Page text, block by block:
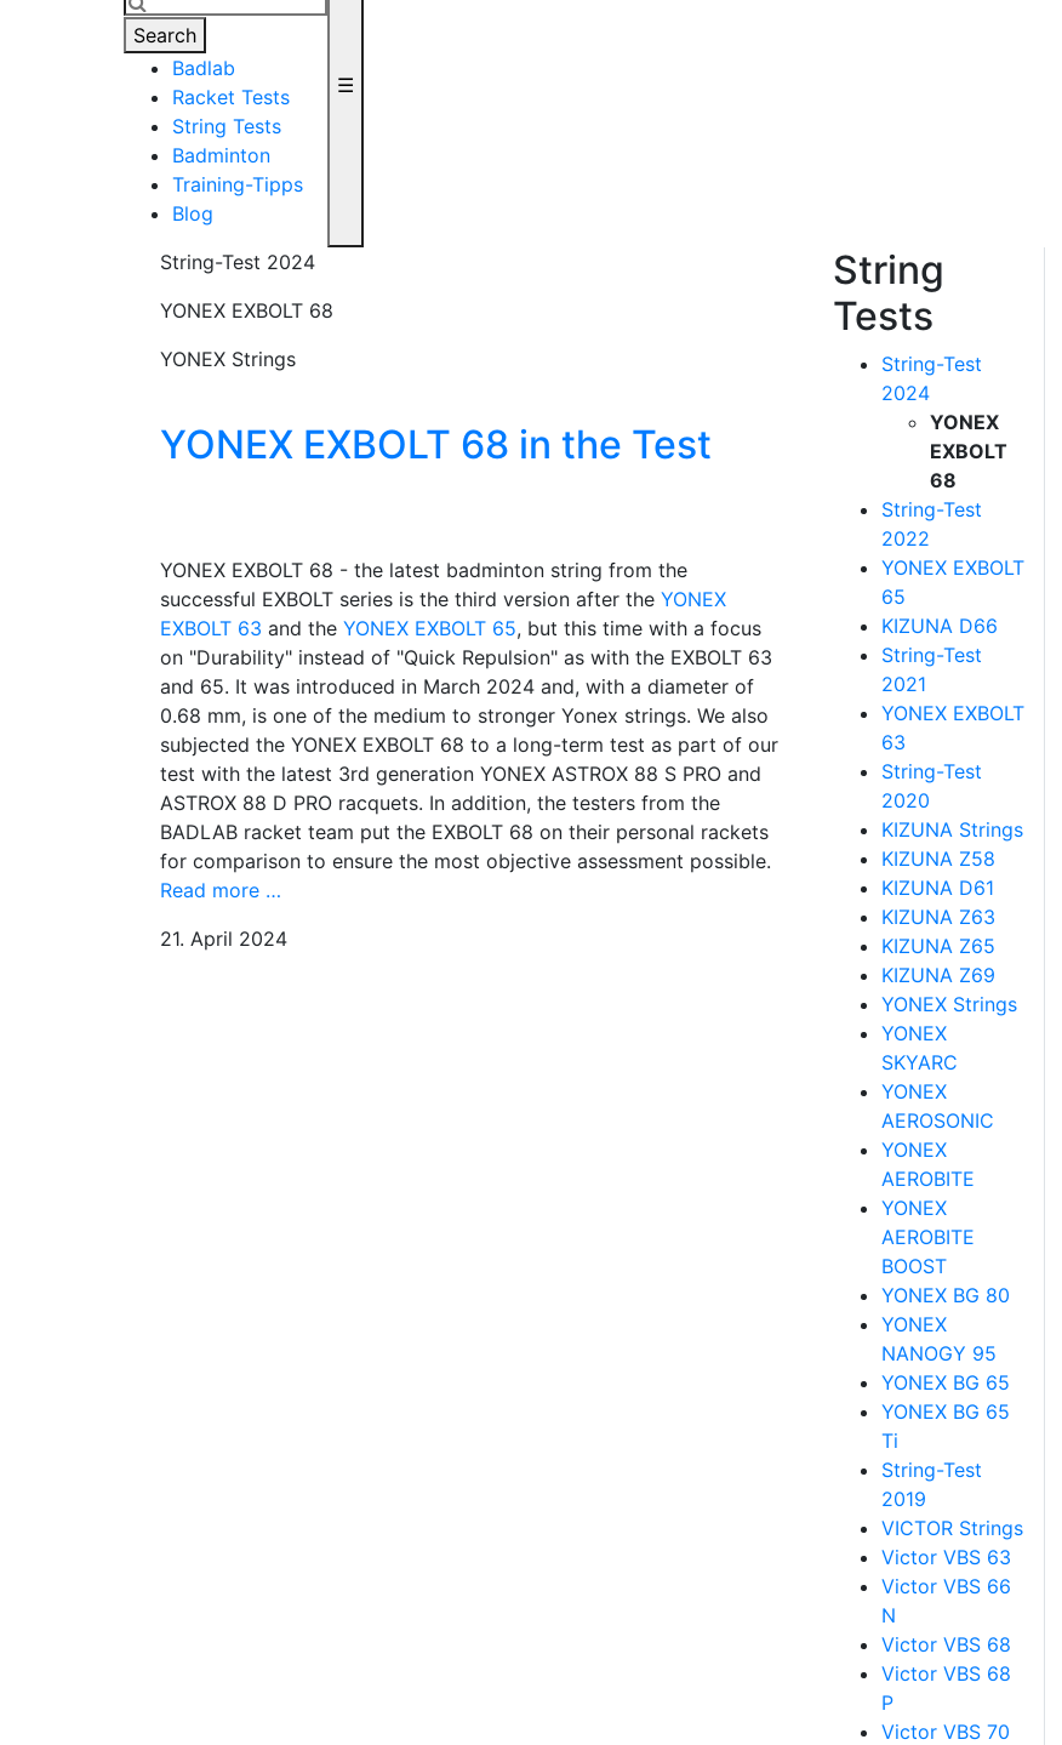
Search
Badlab
Racket Tests
String Tests
Badminton
Training-Tipps
Blog
☰
String-Test 2024
YONEX EXBOLT 68
YONEX Strings
YONEX EXBOLT 68 in the Test
YONEX EXBOLT 68 - the latest badminton string from the
successful EXBOLT series is the third version after the YONEX
EXBOLT 63 and the YONEX EXBOLT 65, but this time with a focus
on "Durability" instead of "Quick Repulsion" as with the EXBOLT 63
and 65. It was introduced in March 2024 and, with a diameter of
0.68 mm, is one of the medium to stronger Yonex strings. We also
subjected the YONEX EXBOLT 68 to a long-term test as part of our
test with the latest 3rd generation YONEX ASTROX 88 S PRO and
ASTROX 88 D PRO racquets. In addition, the testers from the
BADLAB racket team put the EXBOLT 68 on their personal rackets
for comparison to ensure the most objective assessment possible.
Read more …
21. April 2024
String
Tests
String-Test
2024
YONEX
EXBOLT
68
String-Test
2022
YONEX EXBOLT
65
KIZUNA D66
String-Test
2021
YONEX EXBOLT
63
String-Test
2020
KIZUNA Strings
KIZUNA Z58
KIZUNA D61
KIZUNA Z63
KIZUNA Z65
KIZUNA Z69
YONEX Strings
YONEX
SKYARC
YONEX
AEROSONIC
YONEX
AEROBITE
YONEX
AEROBITE
BOOST
YONEX BG 80
YONEX
NANOGY 95
YONEX BG 65
YONEX BG 65
Ti
String-Test
2019
VICTOR Strings
Victor VBS 63
Victor VBS 66
N
Victor VBS 68
Victor VBS 68
P
Victor VBS 70